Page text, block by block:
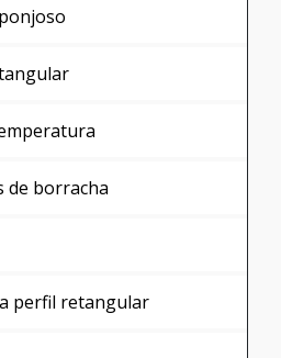
retangular
de borracha retangular
retangular
de borracha retangular